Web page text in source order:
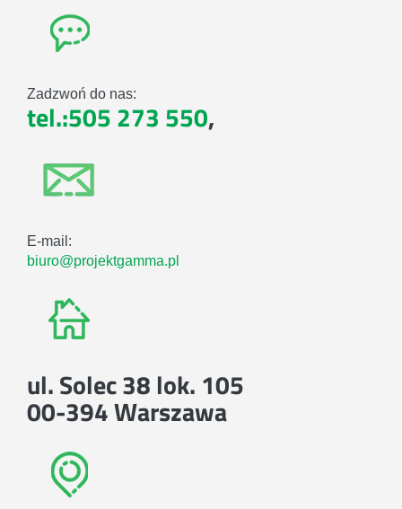
Zadzwoń do nas:
tel.:505 273 550,
E-mail:
biuro@projektgamma.pl
ul. Solec 38 lok. 105
00-394 Warszawa